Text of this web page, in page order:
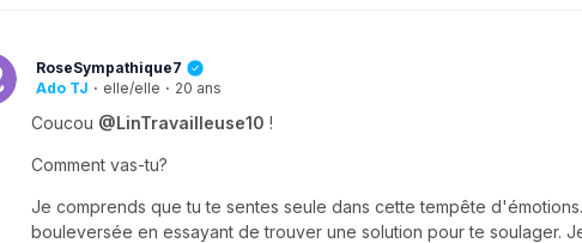
RoseSympathique7
Ado TJ · elle/elle · 20 ans
Coucou @LinTravailleuse10 !
Comment vas-tu?
Je comprends que tu te sentes seule dans cette tempête
bouleversée en essayant de trouver une solution pour te soulager.